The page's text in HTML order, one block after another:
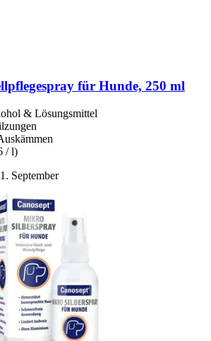
für Hunde, 250 ml
& Lösungsmittel
/ l)
September